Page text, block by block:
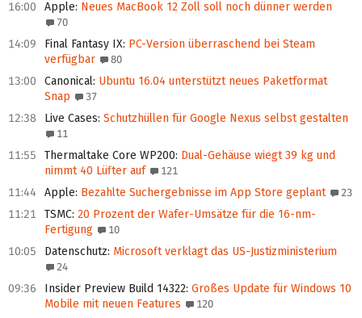
16:00 Apple: Neues MacBook 12 Zoll soll noch dünner werden
70
14:09 Final Fantasy IX: PC-Version überraschend bei Steam
verfügbar
80
13:00 Canonical: Ubuntu 16.04 unterstützt neues Paketformat
Snap
37
12:38 Live Cases: Schutzhüllen für Google Nexus selbst gestalten
11
11:55 Thermaltake Core WP200: Dual-Gehäuse wiegt 39 kg und
nimmt 40 Lüfter auf
121
11:44 Apple: Bezahlte Suchergebnisse im App Store geplant 23
11:21 TSMC: 20 Prozent der Wafer-Umsätze für die 16-nm-
Fertigung
10
10:05 Datenschutz: Microsoft verklagt das US-Justizministerium
24
09:36 Insider Preview Build 14322: Großes Update für Windows 10
Mobile mit neuen Features
120